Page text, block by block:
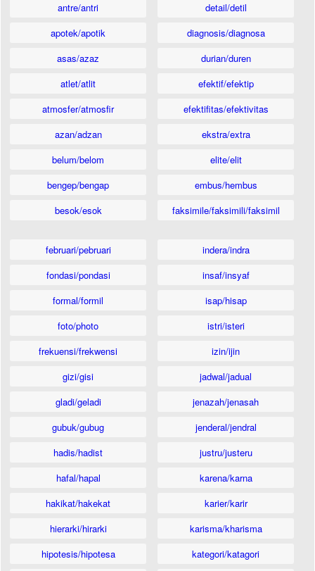
antre/antri
apotek/apotik
asas/azaz
atlet/atlit
atmosfer/atmosfir
azan/adzan
belum/belom
bengep/bengap
besok/esok
detail/detil
diagnosis/diagnosa
durian/duren
efektif/efektip
efektifitas/efektivitas
ekstra/extra
elite/elit
embus/hembus
faksimile/faksimili/faksimil
februari/pebruari
fondasi/pondasi
formal/formil
foto/photo
frekuensi/frekwensi
gizi/gisi
gladi/geladi
gubuk/gubug
hadis/hadist
hafal/hapal
hakikat/hakekat
hierarki/hirarki
hipotesis/hipotesa
indera/indra
insaf/insyaf
isap/hisap
istri/isteri
izin/ijin
jadwal/jadual
jenazah/jenasah
jenderal/jendral
justru/justeru
karena/karna
karier/karir
karisma/kharisma
kategori/katagori